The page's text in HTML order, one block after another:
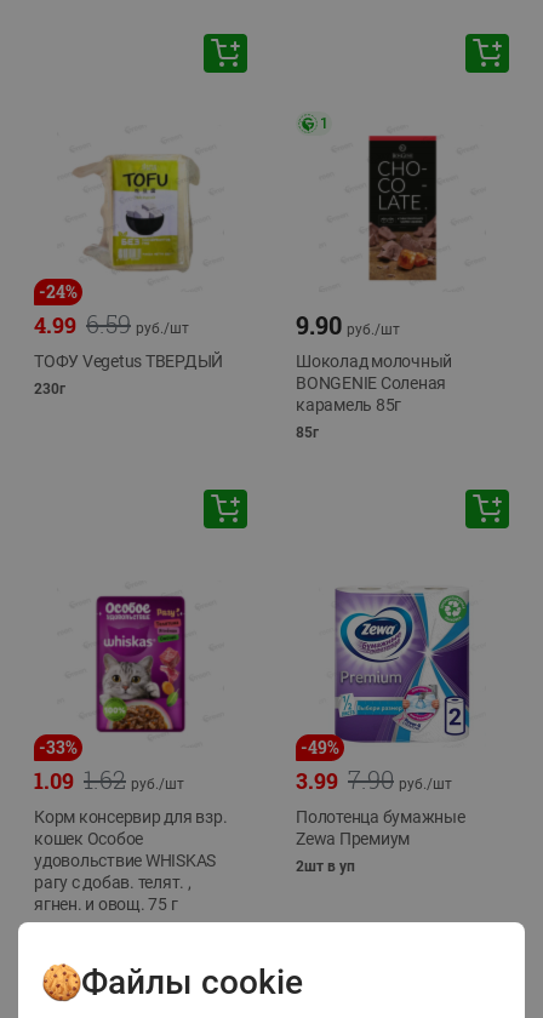
-24%
6.59
4.99 руб./шт
ТОФУ Vegetus ТВЕРДЫЙ
230г
1
9.90 руб./шт
Шоколад молочный
BONGENIE Соленая
карамель 85г
85г
-33%
1.62
1.09 руб./шт
Корм консервир для взр.
кошек Особое
удовольствие WHISKAS
рагу с добав. телят. ,
ягнен. и овощ. 75 г
-49%
7.90
3.99 руб./шт
Полотенца бумажные
Zewa Премиум
2шт в уп
Файлы cookie